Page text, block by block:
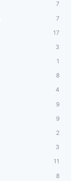
7
7
17
3
1
8
4
9
9
2
3
11
8